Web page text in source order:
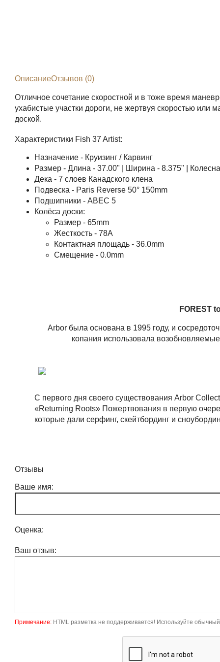
ОписаниеОтзывов (0)
Отличное сочетание скоростной и в тоже время
ухабистые участки дороги, не жертвуя скоростью или
доской.
Характеристики Fish 37 Artist:
Назначение - Круизинг / Карвинг
Размер - Длина - 37.00" | Ширина - 8.375" |
Дека - 7 слоев Канадского клена
Подвеска - Paris Reverse 50° 150mm
Подшипники - ABEC 5
Колёса доски:
Размер - 65mm
Жесткость - 78A
Контактная площадь - 36.0mm
Смещение - 0.0mm
FOREST
Arbor была основана в 1995 году, и
копания использовала
С первого дня своего существования Arbor
«Returning Roots» Пожертвования в первую
которые дали серфинг, скейтбординг и
Отзывы
Ваше имя:
Оценка:
Ваш отзыв:
Примечание: HTML разметка не поддерживается! Используйте обычный